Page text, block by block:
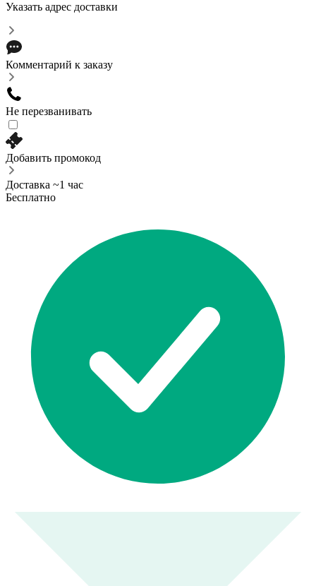
Указать адрес доставки
Комментарий к заказу
Не перезванивать
Добавить промокод
Доставка ~1 час
Бесплатно